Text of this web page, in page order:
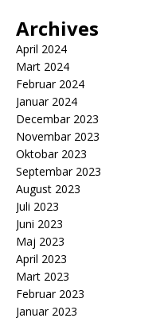
Archives
April 2024
Mart 2024
Februar 2024
Januar 2024
Decembar 2023
Novembar 2023
Oktobar 2023
Septembar 2023
August 2023
Juli 2023
Juni 2023
Maj 2023
April 2023
Mart 2023
Februar 2023
Januar 2023